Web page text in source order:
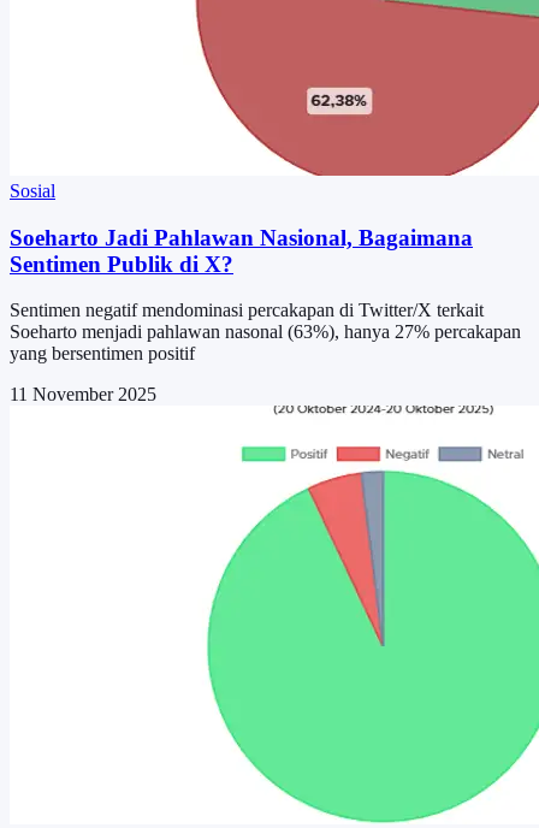
Sosial
Soeharto Jadi Pahlawan Nasional, Bagaimana
Sentimen Publik di X?
Sentimen negatif mendominasi percakapan di Twitter/X terkait
Soeharto menjadi pahlawan nasonal (63%), hanya 27% percakapan
yang bersentimen positif
11 November 2025